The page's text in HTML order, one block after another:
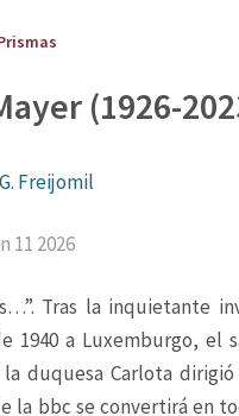
(1926-
Freijomil
11 2026
Tras la inquietante
1940 a Luxemburgo, el
duquesa Carlota dirigió
la bbc se convertirá en